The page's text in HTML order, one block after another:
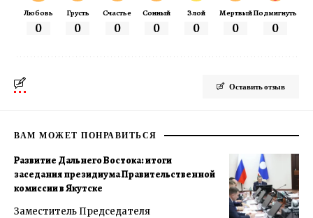
Любовь
0
Грусть
0
Счастье
0
Сонный
0
Злой
0
Мертвый
0
Подмигнуть
0
Оставить отзыв
ВАМ МОЖЕТ ПОНРАВИТЬСЯ
Развитие Дальнего Востока: итоги
заседания президиума Правительственной
комиссии в Якутске
Заместитель Председателя